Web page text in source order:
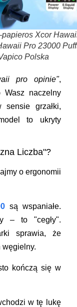
Xcor
Pro 23000
Polska
pro opinie",
Wasz naczelny
grzałki,
to ukryty
Liczba"?
o ergonomii
są wspaniałe.
– to "cegły".
sprawia, że
węgielny.
kończą się w
w tę lukę